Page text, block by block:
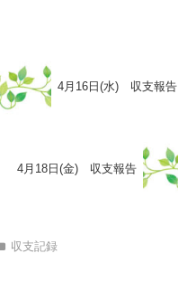
4月16日(水) 収支報告
4月18日(金) 収支報告
収支記録